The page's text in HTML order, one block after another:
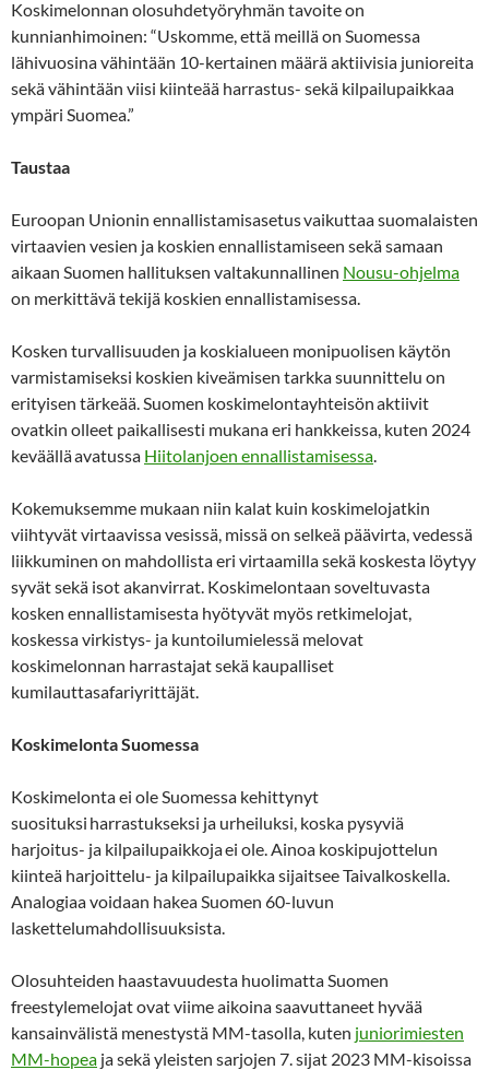
Koskimelonnan olosuhdetyöryhmän tavoite on
kunnianhimoinen: “Uskomme, että meillä on Suomessa
lähivuosina vähintään 10-kertainen määrä aktiivisia junioreita
sekä vähintään viisi kiinteää harrastus- sekä kilpailupaikkaa
ympäri Suomea.”
Taustaa
Euroopan Unionin ennallistamisasetus vaikuttaa suomalaisten
virtaavien vesien ja koskien ennallistamiseen sekä samaan
aikaan Suomen hallituksen valtakunnallinen Nousu-ohjelma
on merkittävä tekijä koskien ennallistamisessa.
Kosken turvallisuuden ja koskialueen monipuolisen käytön
varmistamiseksi koskien kiveämisen tarkka suunnittelu on
erityisen tärkeää. Suomen koskimelontayhteisön aktiivit
ovatkin olleet paikallisesti mukana eri hankkeissa, kuten 2024
keväällä avatussa Hiitolanjoen ennallistamisessa
Kokemuksemme mukaan niin kalat kuin koskimelojatkin
viihtyvät virtaavissa vesissä, missä on selkeä päävirta, vedessä
liikkuminen on mahdollista eri virtaamilla sekä koskesta löytyy
syvät sekä isot akanvirrat. Koskimelontaan soveltuvasta
kosken ennallistamisesta hyötyvät myös retkimelojat,
koskessa virkistys- ja kuntoilumielessä melovat
koskimelonnan harrastajat sekä kaupalliset
kumilauttasafariyrittäjät.
Koskimelonta Suomessa
Koskimelonta ei ole Suomessa kehittynyt
suosituksi harrastukseksi ja urheiluksi, koska pysyviä
harjoitus- ja kilpailupaikkoja ei ole. Ainoa koskipujottelun
kiinteä harjoittelu- ja kilpailupaikka sijaitsee Taivalkoskella.
Analogiaa voidaan hakea Suomen 60-luvun
laskettelumahdollisuuksista.
Olosuhteiden haastavuudesta huolimatta Suomen
freestylemelojat ovat viime aikoina saavuttaneet hyvää
kansainvälistä menestystä MM-tasolla, kuten juniorimiesten
MM-hopea ja sekä yleisten sarjojen 7. sijat 2023 MM-kisoissa